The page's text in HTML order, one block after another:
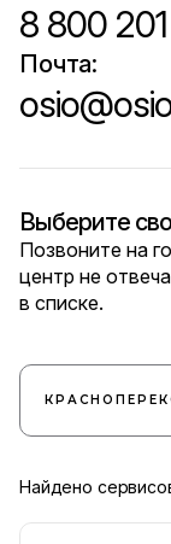
8 800 201
Почта:
Выберите
Позвоните на
центр не
в списке.
Найдено